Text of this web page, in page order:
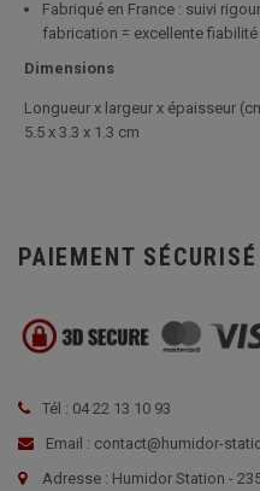
Fabriqué en France : suivi
fabrication = excellente
Dimensions
Longueur x largeur x épaisseur
5.5 x 3.3 x 1.3 cm
PAIEMENT SÉCURISÉ
Tél : 04 22 13 10 93
Email : contact@humidor-
Adresse : Humidor Station -